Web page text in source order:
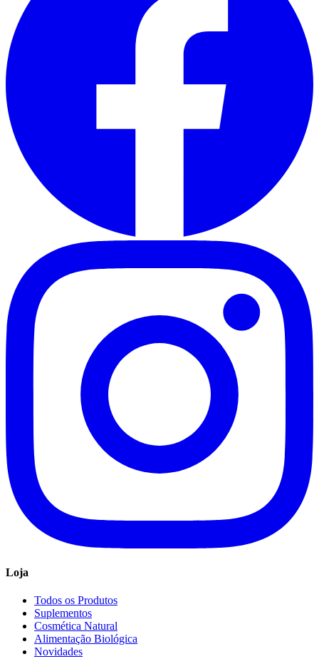
Loja
Todos os Produtos
Suplementos
Cosmética Natural
Alimentação Biológica
Novidades